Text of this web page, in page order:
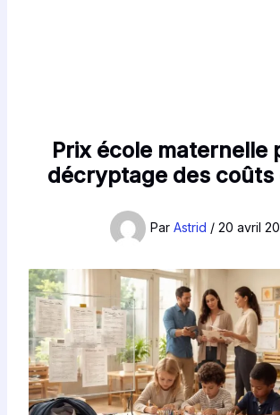
Prix école maternelle
décryptage des coûts
Par Astrid / 20 avril